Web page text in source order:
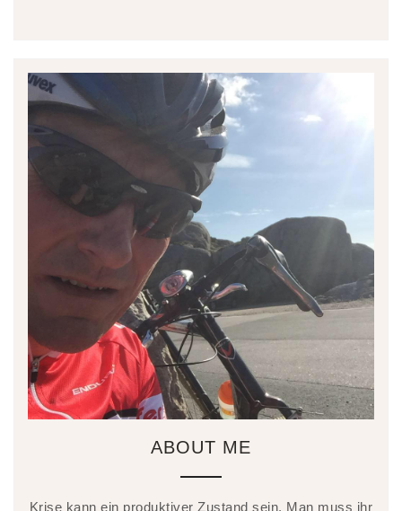
ABOUT ME
Krise kann ein produktiver Zustand sein. Man muss ihr